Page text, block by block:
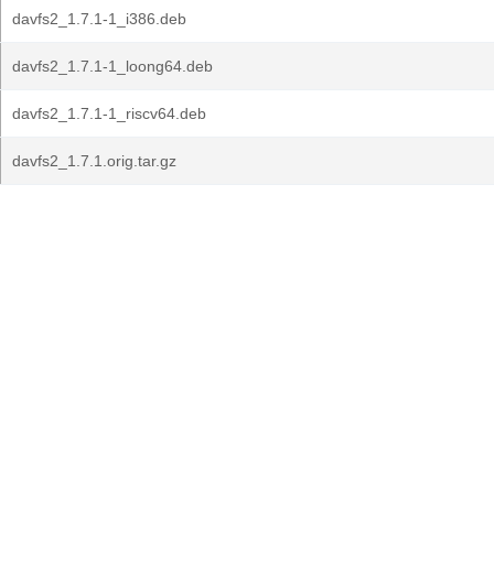
davfs2_1.7.1-1_i386.deb
davfs2_1.7.1-1_loong64.deb
davfs2_1.7.1-1_riscv64.deb
davfs2_1.7.1.orig.tar.gz